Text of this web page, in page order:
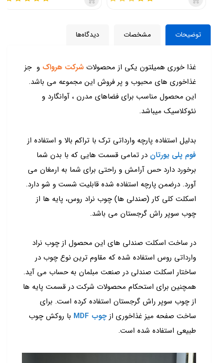
توضیحات مشخصات دیدگاه‌ها
غذا خوری همیلتون یکی از محصولات شرکت هرواک و جز
غذاخوری های محبوب و پر فروش این مجموعه می باشد.
این محصول مناسب برای فضاهای مدرن ، آوانگارد و
نئوکلاسیک میباشد.
بدلیل استفاده پارچه وارداتی ترک با تراکم بالا و استفاده از
فوم پلی یورتان در تمامی قسمت هایی که با بدن شما
برخورد دارد حس آرامش و راحتی برای شما به ارمغان می
آورد. درضمن پارچه استفاده شده قابلیت شست و شو دارد.
اسکلت کلی کار (صندلی ها) چوب نراد روس، پایه ها از
چوب سوپر راش گرجستان می باشد.
در ساخت اسکلت صندلی های این محصول از چوب نراد
وارداتی روس استفاده شده که مقاوم ترین نوع چوب در
ساختار اسکلت صندلی در صنعت مبلمان به حساب می آید.
همچنین برای استحکام محصولات شرکت در قسمت پایه ها
از چوب سوپر راش گرجستان استفاده کرده است. برای
ساخت صفحه میز غذاخوری از چوب MDF
با روکش چوب
طبیعی استفاده شده است.